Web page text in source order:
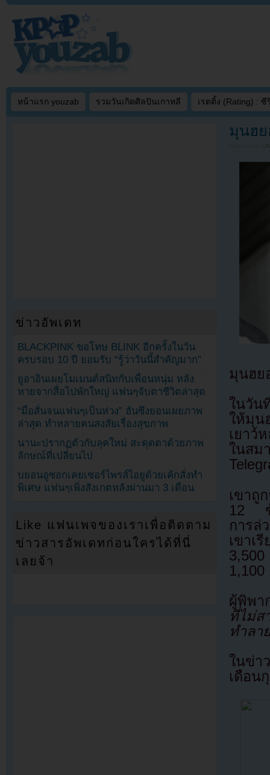
หน้าแรก youzab รวมวันเกิดศิลปินเกาหลี เรตติ้ง (Rating) : ซี
มุนฮย
มุนฮย
ในวัน
ให้มุน
เยาว์
ในสม
เขาถู
12 ข้
การล่
เขาเ
ผู้พิพ
ที่ไม่ส
ทำลา
ในข่า
เดือน
ข่าวอัพเดท
BLACKPINK ขอโทษ BLINK อีกครั้งในวัน
ครบรอบ 10 ปี ยอมรับ “รู้ว่าวันนี้สำคัญมาก”
ยูอาอินเผยโมเมนต์สนิทกับเพื่อนหนุ่ม หลัง
หายจากสื่อไปพักใหญ่ แฟนๆจับตาชีวิตล่าสุด
“มือสั่นจนแฟนๆเป็นห่วง” ฮันซึงยอนเผยภาพ
ล่าสุด ทำหลายคนสงสัยเรื่องสุขภาพ
นานะปรากฏตัวกับลุคใหม่ สะดุดตาด้วยภาพ
ลักษณ์ที่เปลี่ยนไป
บยอนอูซอกเคยเซอร์ไพรส์ไอยูด้วยเค้กสั่งทำ
พิเศษ แฟนๆเพิ่งสังเกตหลังผ่านมา 3 เดือน
Like แฟนเพจของเราเพื่อติดตาม
ข่าวสารอัพเดทก่อนใครได้ที่นี่
เลยจ้า